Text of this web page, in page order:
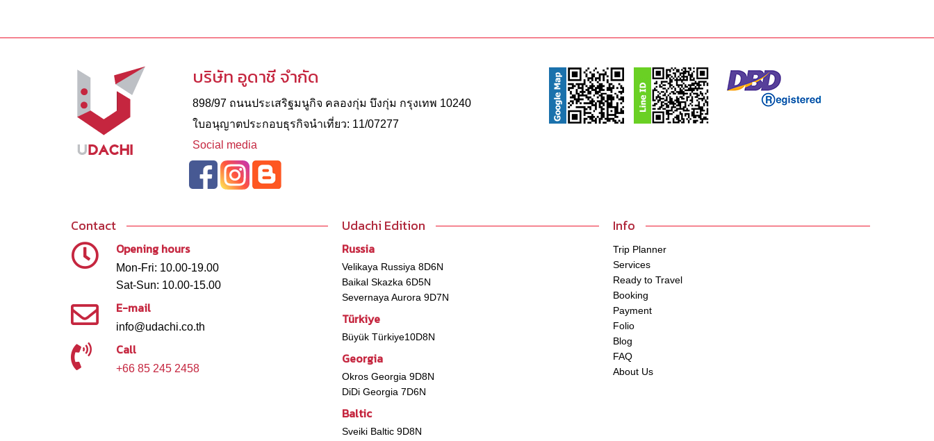
บริษัท อูดาชี จำกัด
898/97 ถนนประเสริฐมนูกิจ คลองกุ่ม บึงกุ่ม กรุงเทพ 10240
ใบอนุญาตประกอบธุรกิจนําเที่ยว: 11/07277
Social media
Contact
Opening hours
Mon-Fri: 10.00-19.00
Sat-Sun: 10.00-15.00
E-mail
info@udachi.co.th
Call
+66 85 245 2458
Udachi Edition
Russia
Velikaya Russiya 8D6N
Baikal Skazka 6D5N
Severnaya Aurora 9D7N
Türkiye
Büyük Türkiye10D8N
Georgia
Okros Georgia 9D8N
DiDi Georgia 7D6N
Baltic
Sveiki Baltic 9D8N
Info
Trip Planner
Services
Ready to Travel
Booking
Payment
Folio
Blog
FAQ
About Us